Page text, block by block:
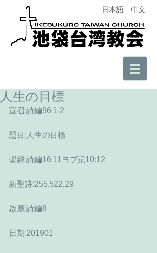
日本語 中文
人生の目標
宣召:詩編96:1-2
題目:人生の目標
聖經:詩編16:11ヨブ記10:12
新聖詩:255,522,29
啟應:詩編8
日期:201901